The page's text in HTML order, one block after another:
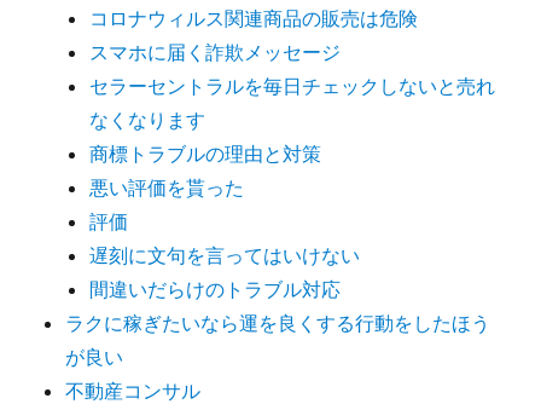
コロナウィルス関連商品の販売は危険
スマホに届く詐欺メッセージ
セラーセントラルを毎日チェックしないと売れ
なくなります
商標トラブルの理由と対策
悪い評価を貰った
評価
遅刻に文句を言ってはいけない
間違いだらけのトラブル対応
ラクに稼ぎたいなら運を良くする行動をしたほう
が良い
不動産コンサル